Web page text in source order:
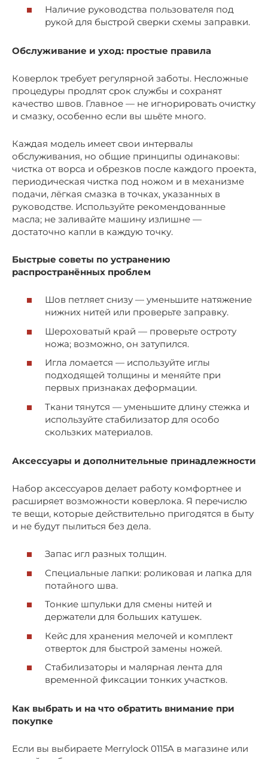
Наличие руководства пользователя под
рукой для быстрой сверки схемы заправки.
Обслуживание и уход: простые правила
Коверлок требует регулярной заботы. Несложные
процедуры продлят срок службы и сохранят
качество швов. Главное — не игнорировать очистку
и смазку, особенно если вы шьёте много.
Каждая модель имеет свои интервалы
обслуживания, но общие принципы одинаковы:
чистка от ворса и обрезков после каждого проекта,
периодическая чистка под ножом и в механизме
подачи, лёгкая смазка в точках, указанных в
руководстве. Используйте рекомендованные
масла; не заливайте машину излишне —
достаточно капли в каждую точку.
Быстрые советы по устранению
распространённых проблем
Шов петляет снизу — уменьшите натяжение
нижних нитей или проверьте заправку.
Шероховатый край — проверьте остроту
ножа; возможно, он затупился.
Игла ломается — используйте иглы
подходящей толщины и меняйте при
первых признаках деформации.
Ткани тянутся — уменьшите длину стежка и
используйте стабилизатор для особо
скользких материалов.
Аксессуары и дополнительные принадлежности
Набор аксессуаров делает работу комфортнее и
расширяет возможности коверлока. Я перечислю
те вещи, которые действительно пригодятся в быту
и не будут пылиться без дела.
Запас игл разных толщин.
Специальные лапки: роликовая и лапка для
потайного шва.
Тонкие шпульки для смены нитей и
держатели для больших катушек.
Кейс для хранения мелочей и комплект
отверток для быстрой замены ножей.
Стабилизаторы и малярная лента для
временной фиксации тонких участков.
Как выбрать и на что обратить внимание при
покупке
Если вы выбираете Merrylock 0115A в магазине или